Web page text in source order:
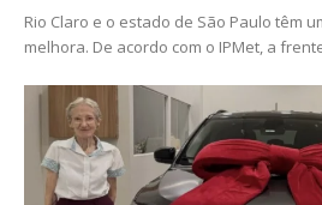
Rio Claro e o estado de São Paulo têm
melhora. De acordo com o IPMet, a